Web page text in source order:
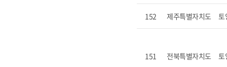
152 제주특별자치도 토
151 전북특별자치도 토